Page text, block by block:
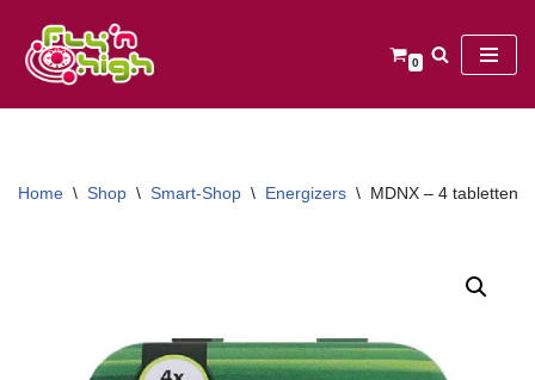
Ga
0
Home \ Shop \ Smart-Shop \ Energizers \ MDNX – 4 tabletten